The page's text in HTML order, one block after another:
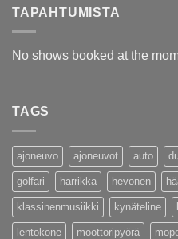
TAPAHTUMISTA
No shows booked at the
TAGS
ajoneuvo ajoneuvot auto
golfari harrikka hevonen
klassinenmusiikki kynäteline
lentokone moottoripyörä